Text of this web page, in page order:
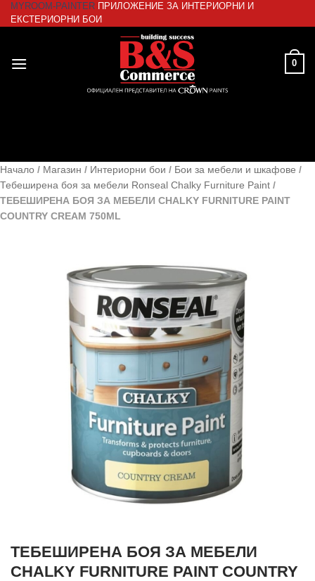
Skip
to
MYROOM-PAINTER ПРИЛОЖЕНИЕ ЗА ИНТЕРИОРНИ И
ЕКСТЕРИОРНИ БОИ
0
Начало / Магазин / Интериорни бои / Бои за мебели и шкафове /
Тебеширена боя за мебели Ronseal Chalky Furniture Paint /
ТЕБЕШИРЕНА БОЯ ЗА МЕБЕЛИ CHALKY FURNITURE PAINT
COUNTRY CREAM 750ML
ТЕБЕШИРЕНА БОЯ ЗА МЕБЕЛИ
CHALKY FURNITURE PAINT COUNTRY